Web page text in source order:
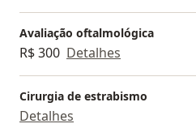
Avaliação oftalmológica
R$ 300 Detalhes
Cirurgia de estrabismo
Detalhes